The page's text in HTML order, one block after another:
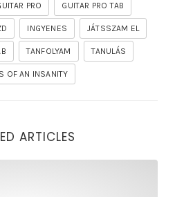
PRO GUITAR PRO TAB
INGYENES JÁTSSZAM EL
TANFOLYAM TANULÁS
OF AN INSANITY
ARTICLES